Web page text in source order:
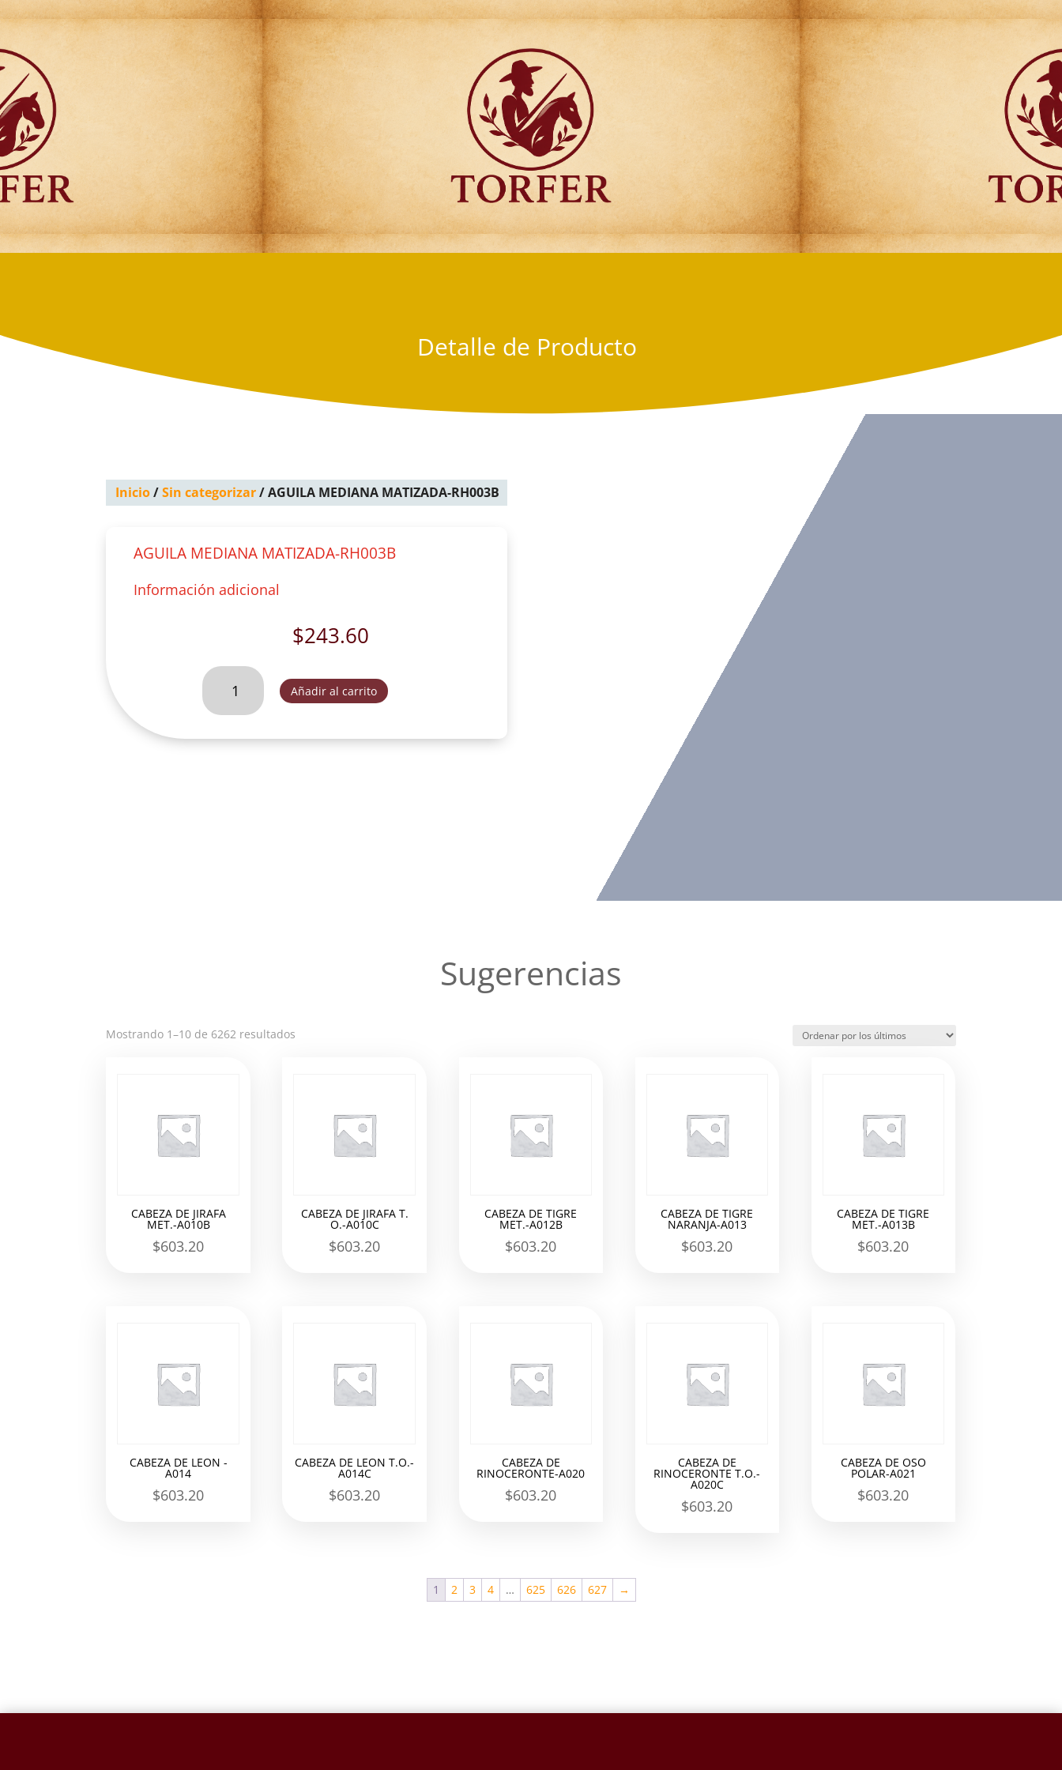
Articulos para Regalo Torfer.
Detalle de Producto
Inicio/Sin categorizar/ AGUILA MEDIANA MATIZADA-RH003B
AGUILA MEDIANA MATIZADA-RH003B
Información adicional
$243.60
AGUILA
MEDIANA
MATIZADA-
Añadir al carrito
Sugerencias
Mostrando 1–10 de 6262 resultados
CABEZA DE JIRAFA
MET.-A010B
$603.20
CABEZA DE JIRAFA T.
O.-A010C
$603.20
CABEZA DE TIGRE
MET.-A012B
$603.20
CABEZA DE TIGRE
NARANJA-A013
$603.20
CABEZA DE TIGRE
MET.-A013B
$603.20
CABEZA DE LEON -
A014
$603.20
CABEZA DE LEON T.O.-
A014C
$603.20
CABEZA DE
RINOCERONTE-A020
$603.20
CABEZA DE
RINOCERONTE T.O.-
A020C
$603.20
CABEZA DE OSO
POLAR-A021
$603.20
1 2 3 4 … 625 626 627 →